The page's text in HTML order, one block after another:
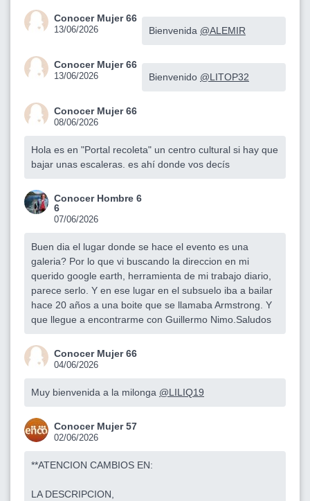
Conocer Mujer 66
13/06/2026 Bienvenida @ALEMIR
Conocer Mujer 66
13/06/2026 Bienvenido @LITOP32
Conocer Mujer 66
08/06/2026
Hola es en "Portal recoleta" un centro cultural si hay que
bajar unas escaleras. es ahí donde vos decís
Conocer Hombre 6
6
07/06/2026
Buen dia el lugar donde se hace el evento es una
galeria? Por lo que vi buscando la direccion en mi
querido google earth, herramienta de mi trabajo diario,
parece serlo. Y en ese lugar en el subsuelo iba a bailar
hace 20 años a una boite que se llamaba Armstrong. Y
que llegue a encontrarme con Guillermo Nimo.Saludos
Conocer Mujer 66
04/06/2026
Muy bienvenida a la milonga @LILIQ19
Conocer Mujer 57
02/06/2026
**ATENCION CAMBIOS EN:
LA DESCRIPCION,